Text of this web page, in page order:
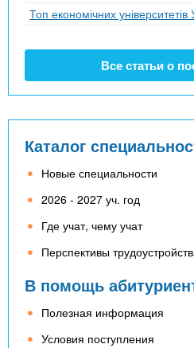
Топ економічних
Все статьи о
Каталог
Новые специальности
2026 - 2027 уч. год
Где учат, чему учат
Перспективы
В помощь
Полезная информация
Условия поступления